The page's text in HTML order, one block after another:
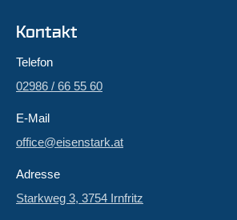
Kontakt
Telefon
02986 / 66 55 60
E-Mail
office@eisenstark.at
Adresse
Starkweg 3, 3754 Irnfritz